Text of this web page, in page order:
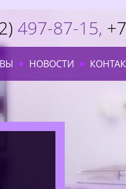
497-87-15,
НОВОСТИ